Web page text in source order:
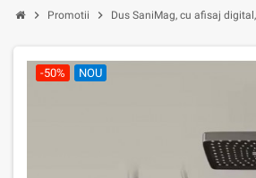
chevron_right Promotii chevron_right Dus SaniMag, cu afisaj
-50% NOU